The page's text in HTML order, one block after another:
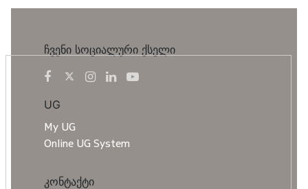
ჩვენი სოციალური ქსელი
UG
My UG
Online UG System
კონტაქტი